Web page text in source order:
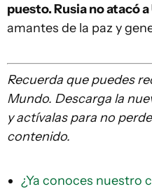
puesto. Rusia no atacó
amantes de la paz y
Recuerda quepuedes
Mundo. Descarga la
y actívalas para no
contenido.
¿Ya conoces nuestro